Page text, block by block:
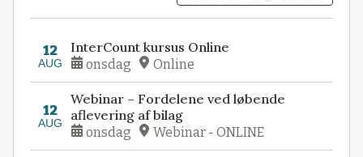
12
AUG
InterCount kursus Online
onsdag Online
12
AUG
Webinar – Fordelene ved løbende
aflevering af bilag
onsdag Webinar - ONLINE